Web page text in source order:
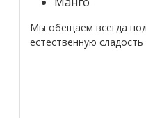
Мы обещаем всегда
естественную